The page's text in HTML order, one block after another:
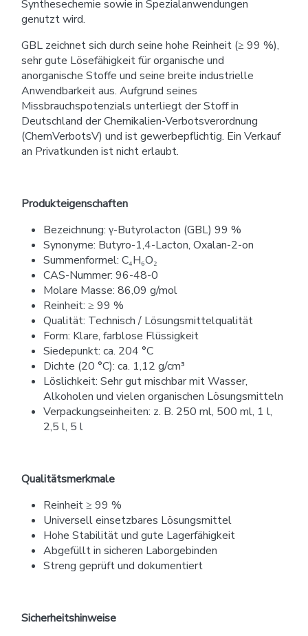
Synthesechemie sowie in Spezialanwendungen
genutzt wird.
GBL zeichnet sich durch seine hohe Reinheit (≥ 99 %),
sehr gute Lösefähigkeit für organische und
anorganische Stoffe und seine breite industrielle
Anwendbarkeit aus. Aufgrund seines
Missbrauchspotenzials unterliegt der Stoff in
Deutschland der Chemikalien-Verbotsverordnung
(ChemVerbotsV) und ist gewerbepflichtig. Ein Verkauf
an Privatkunden ist nicht erlaubt.
Produkteigenschaften
Bezeichnung: γ-Butyrolacton (GBL) 99 %
Synonyme: Butyro-1,4-Lacton, Oxalan-2-on
Summenformel: C₄H₆O₂
CAS-Nummer: 96-48-0
Molare Masse: 86,09 g/mol
Reinheit: ≥ 99 %
Qualität: Technisch / Lösungsmittelqualität
Form: Klare, farblose Flüssigkeit
Siedepunkt: ca. 204 °C
Dichte (20 °C): ca. 1,12 g/cm³
Löslichkeit: Sehr gut mischbar mit Wasser,
Alkoholen und vielen organischen Lösungsmitteln
Verpackungseinheiten: z. B. 250 ml, 500 ml, 1 l,
2,5 l, 5 l
Qualitätsmerkmale
Reinheit ≥ 99 %
Universell einsetzbares Lösungsmittel
Hohe Stabilität und gute Lagerfähigkeit
Abgefüllt in sicheren Laborgebinden
Streng geprüft und dokumentiert
Sicherheitshinweise